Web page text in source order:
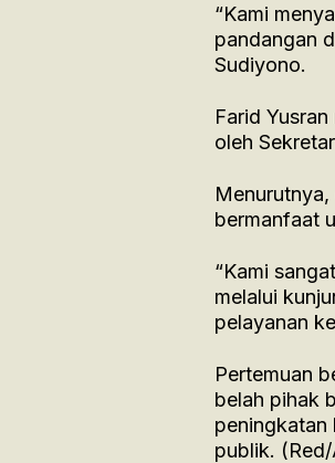
“Kami
pandangan
Sudiyono.
Farid
oleh
bermanfaat
“Kami
melalui
pelayanan
Pertemuan
belah pihak
peningkatan
publik.